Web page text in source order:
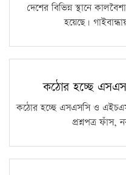
দেশের বিভিন্ন স্থানে
হয়েছে।
কঠোর হচ্ছে
কঠোর হচ্ছে এসএসসি ও
প্রশ্নপত্র